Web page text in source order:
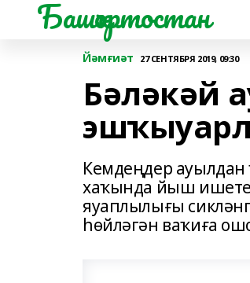
Башҡортостан
Йәмғиәт 27 СЕНТЯБРЯ 2019, 09:30
Бәләкәй
Кемдеңдер ауылдан
хаҡында йыш
яуаплылығы
һөйләгән ваҡиға